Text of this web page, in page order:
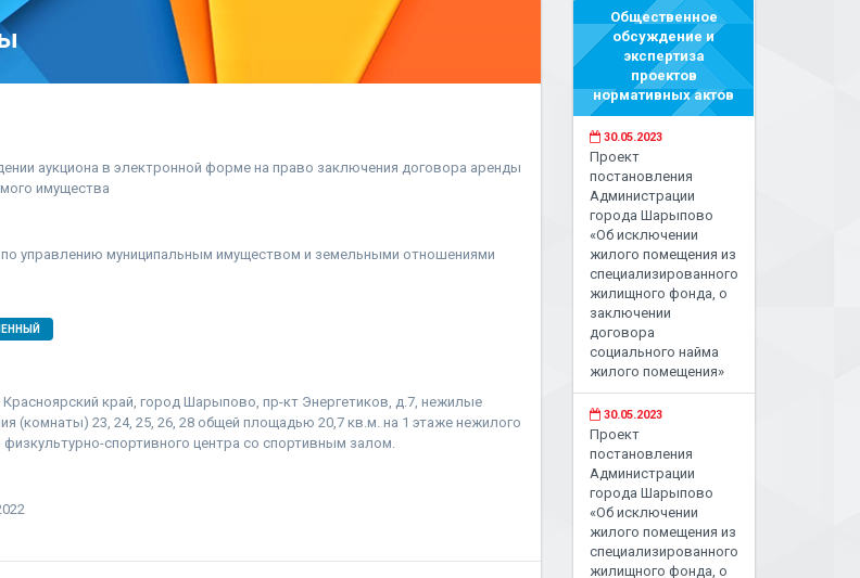
аукциона в электронной форме на право заключения договора аренды
имущества
по управлению муниципальным имуществом и земельными отношениями
край, город Шарыпово, пр-кт Энергетиков, д.7, нежилые
(комнаты) 23, 24, 25, 26, 28 общей площадью 20,7 кв.м. на 1 этаже нежилого
физкультурно-спортивного центра со спортивным залом.
Общественное
обсуждение и
экспертиза
проектов
нормативных актов
30.05.2023
Проект
постановления
Администрации
города Шарыпово
«Об исключении
жилого помещения из
специализированного
жилищного фонда, о
заключении
договора
социального найма
жилого помещения»
30.05.2023
Проект
постановления
Администрации
города Шарыпово
«Об исключении
жилого помещения из
специализированного
жилищного фонда, о